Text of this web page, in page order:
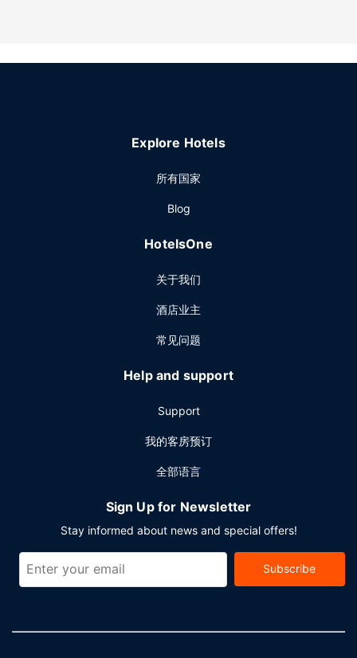
Explore Hotels
所有国家
Blog
HotelsOne
关于我们
酒店业主
常见问题
Help and support
Support
我的客房预订
全部语言
Sign Up for Newsletter
Stay informed about news and special offers!
Subscribe